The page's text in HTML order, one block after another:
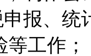
报、
工作；